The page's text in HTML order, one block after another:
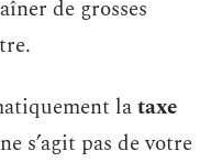
de grosses
lataxe
s’agit pas de votre